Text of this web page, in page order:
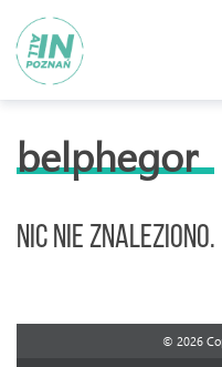
belphegor
Nic nie znaleziono.
© 2026